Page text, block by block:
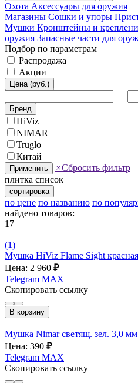
Охота Аксессуары для оружия
Магазины Сошки и упоры
Мушки Кронштейны и
оружия Запасные части для
Подбор по параметрам
Распродажа
Акции
Цена (руб.)
—
Бренд
HiViz
NIMAR
Truglo
Китай
Применить ×Сбросить фильтр
плитка список
сортировка
по цене по названию по
найдено товаров:
17
(1)
Мушка HiViz Flame Sight
Цена: 2 960 ₽
Telegram MAX
Скопировать ссылку
В корзину
Мушка Nimar светящ. зел. 3,0 мм
Цена: 390 ₽
Telegram MAX
Скопировать ссылку